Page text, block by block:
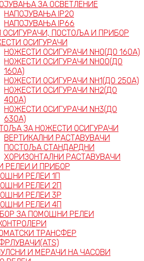
ЗА ОСВЕТЛЕНИЕ
НАПОЈУВАЊА IP20
НАПОЈУВАЊА IP66
ОСИГУРАЧИ, ПОСТОЉА И ПРИБОР
ОСИГУРАЧИ
НОЖЕСТИ ОСИГУРАЧИ NH0(ДО 160А)
НОЖЕСТИ ОСИГУРАЧИ NH00(ДО
160А)
НОЖЕСТИ ОСИГУРАЧИ NH1(ДО 250А)
НОЖЕСТИ ОСИГУРАЧИ NH2(ДО
400А)
НОЖЕСТИ ОСИГУРАЧИ NH3(ДО
630А)
ЗА НОЖЕСТИ ОСИГУРАЧИ
ВЕРТИКАЛНИ РАСТАВУВАЧИ
ПОСТОЉА СТАНДАРДНИ
ХОРИЗОНТАЛНИ РАСТАВУВАЧИ
РЕЛЕИ И ПРИБОР
РЕЛЕИ 1П
РЕЛЕИ 2П
РЕЛЕИ 3P
РЕЛЕИ 4П
ЗА ПОМОШНИ РЕЛЕИ
ТРАНСФЕР
И МЕРАЧИ НА ЧАСОВИ